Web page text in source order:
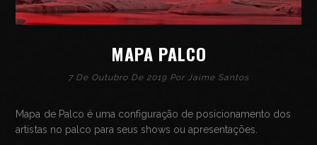
MAPA PALCO
7 De Outubro De 2019 Por Jaime Santos
Mapa de Palco é uma configuração de posicionamento dos
artistas no palco para seus shows ou apresentações.